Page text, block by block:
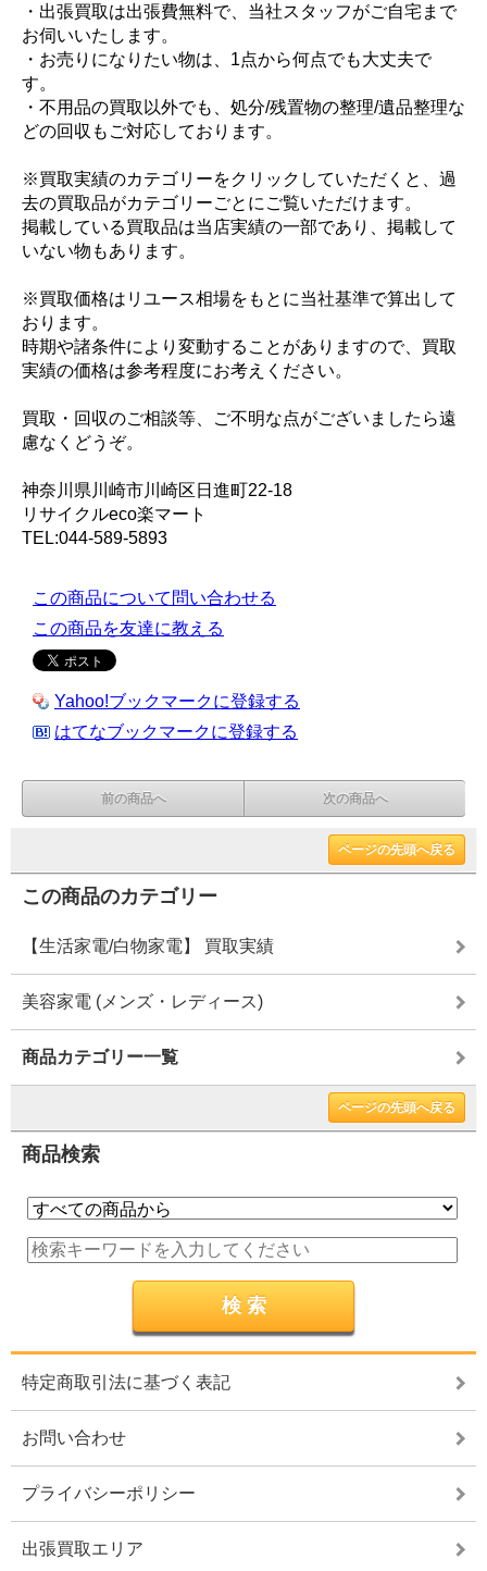
・出張買取は出張費無料で、当社スタッフがご自宅まで
お伺いいたします。
・お売りになりたい物は、1点から何点でも大丈夫で
す。
・不用品の買取以外でも、処分/残置物の整理/遺品整理な
どの回収もご対応しております。
※買取実績のカテゴリーをクリックしていただくと、過
去の買取品がカテゴリーごとにご覧いただけます。
掲載している買取品は当店実績の一部であり、掲載して
いない物もあります。
※買取価格はリユース相場をもとに当社基準で算出して
おります。
時期や諸条件により変動することがありますので、買取
実績の価格は参考程度にお考えください。
買取・回収のご相談等、ご不明な点がございましたら遠
慮なくどうぞ。
神奈川県川崎市川崎区日進町22-18
リサイクルeco楽マート
TEL:044-589-5893
この商品について問い合わせる
この商品を友達に教える
Yahoo!ブックマークに登録する
はてなブックマークに登録する
前の商品へ 次の商品へ
ページの先頭へ戻る
この商品のカテゴリー
【生活家電/白物家電】 買取実績
美容家電 (メンズ・レディース)
商品カテゴリー一覧
ページの先頭へ戻る
商品検索
特定商取引法に基づく表記
お問い合わせ
プライバシーポリシー
出張買取エリア